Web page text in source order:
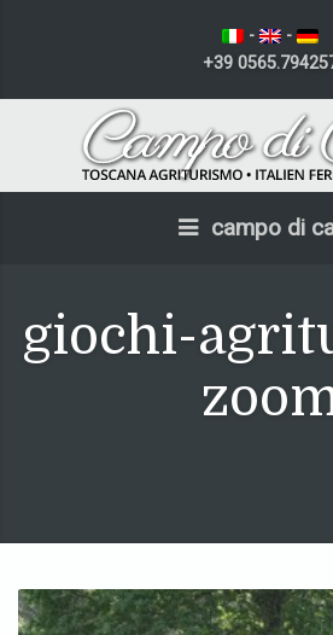
-
-
+39
campo di
giochi-